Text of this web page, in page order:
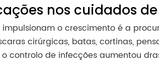
nos cuidados
o crescimento é a
cirúrgicas, batas, cortinas,
o controlo de infecções aumentou